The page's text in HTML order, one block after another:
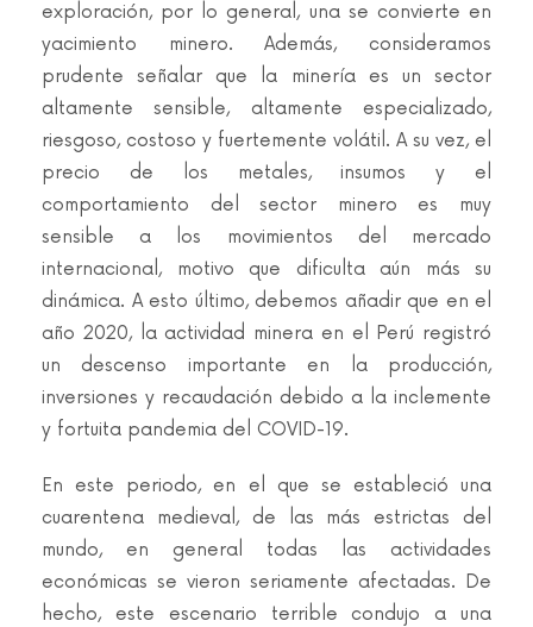
exploración, por lo general, una se convierte en
yacimiento minero. Además, consideramos
prudente señalar que la minería es un sector
altamente sensible, altamente especializado,
riesgoso, costoso y fuertemente volátil. A su vez, el
precio de los metales, insumos y el
comportamiento del sector minero es muy
sensible a los movimientos del mercado
internacional, motivo que dificulta aún más su
dinámica. A esto último, debemos añadir que en el
año 2020, la actividad minera en el Perú registró
un descenso importante en la producción,
inversiones y recaudación debido a la inclemente
y fortuita pandemia del COVID-19.
En este periodo, en el que se estableció una
cuarentena medieval, de las más estrictas del
mundo, en general todas las actividades
económicas se vieron seriamente afectadas. De
hecho, este escenario terrible condujo a una